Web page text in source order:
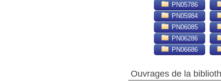
PN05786
PN05984
PN06085
PN06286
PN06686
Ouvrages de la